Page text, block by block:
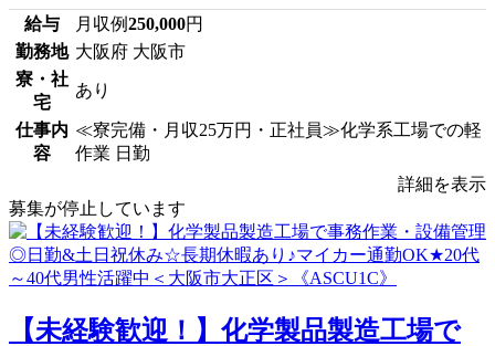
給与 月収例250,000円
勤務地 大阪府 大阪市
寮・社
宅
あり
仕事内
容
≪寮完備・月収25万円・正社員≫化学系工場での軽
作業 日勤
詳細を表示
募集が停止しています
【未経験歓迎！】化学製品製造工場で